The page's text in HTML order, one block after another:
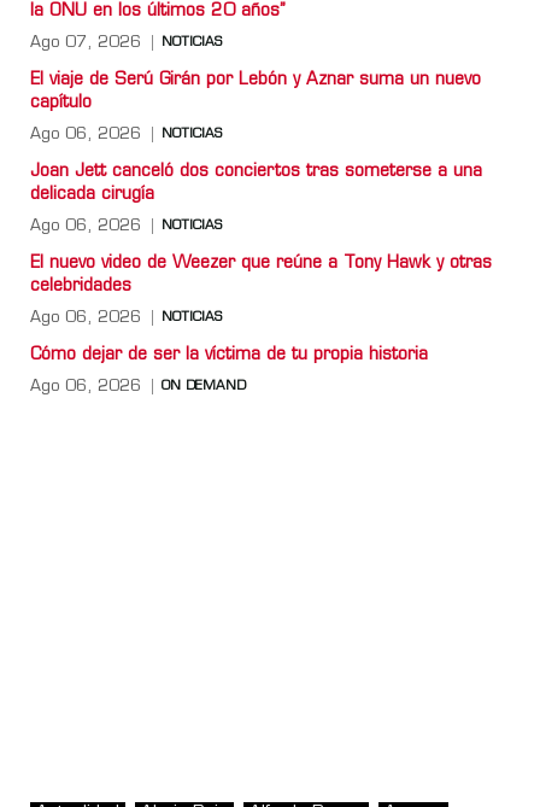
la ONU en los últimos 20 años”
Ago 07, 2026 NOTICIAS
El viaje de Serú Girán por Lebón y Aznar suma un nuevo
capítulo
Ago 06, 2026 NOTICIAS
Joan Jett canceló dos conciertos tras someterse a una
delicada cirugía
Ago 06, 2026 NOTICIAS
El nuevo video de Weezer que reúne a Tony Hawk y otras
celebridades
Ago 06, 2026 NOTICIAS
Cómo dejar de ser la víctima de tu propia historia
Ago 06, 2026 ON DEMAND